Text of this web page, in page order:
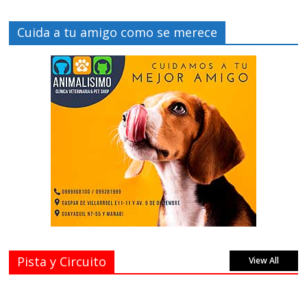
Cuida a tu amigo como se merece
Pista y Circuito View All